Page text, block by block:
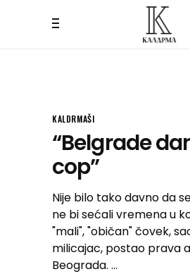
KALDRMAŠI
“Belgrade
cop”
Nije bilo tako davno da
ne bi sećali vremena u
"mali", "običan" čovek,
milicajac, postao prava
Beograda.